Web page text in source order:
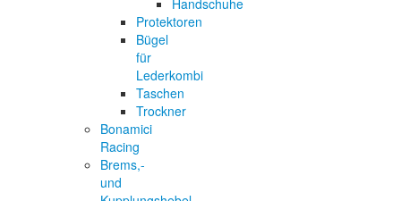
Protektoren
Bügel
für
Lederkombi
Taschen
Trockner
Bonamici
Racing
Brems,-
und